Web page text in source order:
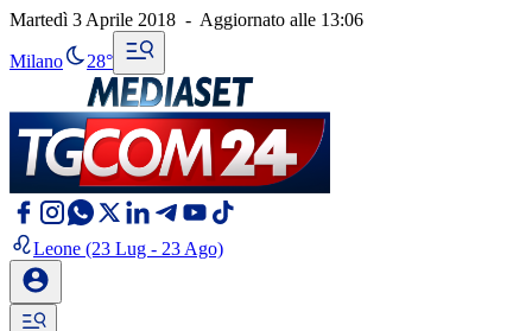
Martedì 3 Aprile 2018 - Aggiornato alle 13:06
Milano 28°
Leone (23 Lug - 23 Ago)